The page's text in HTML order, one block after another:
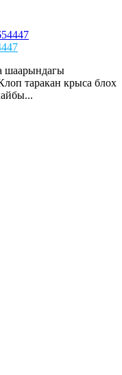
шаарындагы
таракан крыса блох